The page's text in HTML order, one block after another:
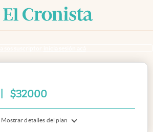
$32000
Mostrar detalles del plan